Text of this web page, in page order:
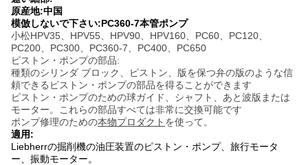
原産地:中国
模倣しないで下さい:PC360-7本管ポンプ
小松HPV35、HPV55、HPV90、HPV160、PC60、PC120、
PC200、PC300、PC360-7、PC400、PC650
ピストン・ポンプの部品:
種類のシリンダ ブロック、ピストン、版を保つ弁の版のような信
頼できるピストン・ポンプの部品を得ることができます
ピストン・ポンプのための球ガイド、シャフト、あと波版または
モーター。これらの部品すべては非常に交換可能です
ポンプ修理のための本物プロダクト を使って。
適用:
Liebherrの掘削機の油圧装置のピストン・ポンプ、旅行モータ
ー、振動モーター。